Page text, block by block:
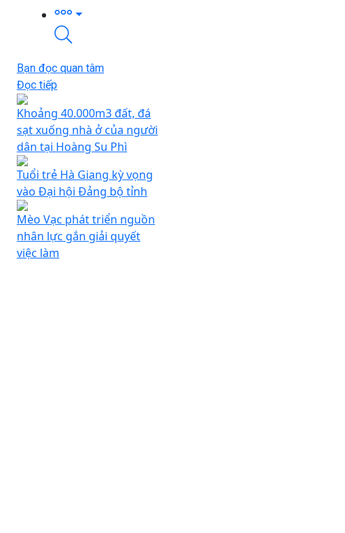
Bạn đọc quan tâm
Đọc tiếp
Khoảng 40.000m3 đất, đá
sạt xuống nhà ở của người
dân tại Hoàng Su Phì
Tuổi trẻ Hà Giang kỳ vọng
vào Đại hội Đảng bộ tỉnh
Mèo Vạc phát triển nguồn
nhân lực gắn giải quyết
việc làm